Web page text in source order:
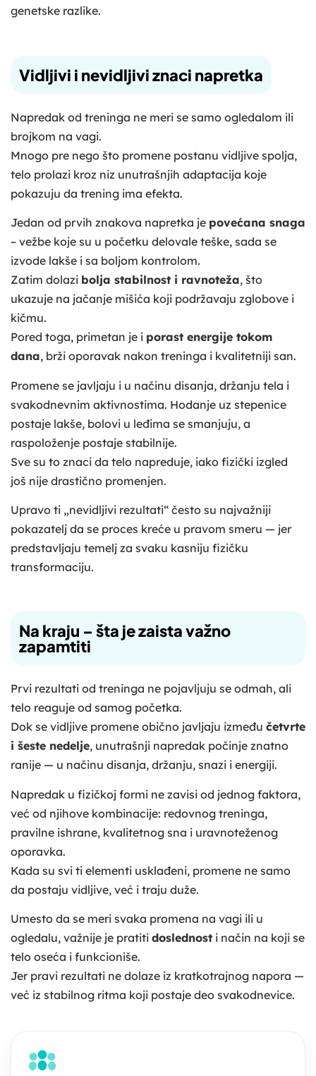
genetske razlike.
Vidljivi i nevidljivi znaci napretka
Napredak od treninga ne meri se samo ogledalom ili
brojkom na vagi.
Mnogo pre nego što promene postanu vidljive spolja,
telo prolazi kroz niz unutrašnjih adaptacija koje
pokazuju da trening ima efekta.
Jedan od prvih znakova napretka je povećana snaga
– vežbe koje su u početku delovale teške, sada se
izvode lakše i sa boljom kontrolom.
Zatim dolazi bolja stabilnost i ravnoteža, što
ukazuje na jačanje mišića koji podržavaju zglobove i
kičmu.
Pored toga, primetan je i porast energije tokom
dana, brži oporavak nakon treninga i kvalitetniji san.
Promene se javljaju i u načinu disanja, držanju tela i
svakodnevnim aktivnostima. Hodanje uz stepenice
postaje lakše, bolovi u leđima se smanjuju, a
raspoloženje postaje stabilnije.
Sve su to znaci da telo napreduje, iako fizički izgled
još nije drastično promenjen.
Upravo ti „nevidljivi rezultati“ često su najvažniji
pokazatelj da se proces kreće u pravom smeru — jer
predstavljaju temelj za svaku kasniju fizičku
transformaciju.
Na kraju – šta je zaista važno
zapamtiti
Prvi rezultati od treninga ne pojavljuju se odmah, ali
telo reaguje od samog početka.
Dok se vidljive promene obično javljaju između četvrte
i šeste nedelje, unutrašnji napredak počinje znatno
ranije — u načinu disanja, držanju, snazi i energiji.
Napredak u fizičkoj formi ne zavisi od jednog faktora,
već od njihove kombinacije: redovnog treninga,
pravilne ishrane, kvalitetnog sna i uravnoteženog
oporavka.
Kada su svi ti elementi usklađeni, promene ne samo
da postaju vidljive, već i traju duže.
Umesto da se meri svaka promena na vagi ili u
ogledalu, važnije je pratiti doslednost i način na koji se
telo oseća i funkcioniše.
Jer pravi rezultati ne dolaze iz kratkotrajnog napora —
već iz stabilnog ritma koji postaje deo svakodnevice.